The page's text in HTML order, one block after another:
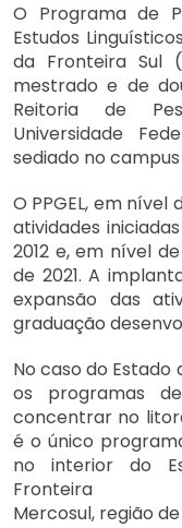
O Programa de
Estudos
da Fronteira Sul
mestrado e de
Reitoria de
Universidade
sediado no
O PPGEL, em
atividades
2012 e, em nível
de 2021. A
expansão das
graduação
No caso do
os programas
concentrar no
é o único
no interior do
Fronteira
Mercosul, região